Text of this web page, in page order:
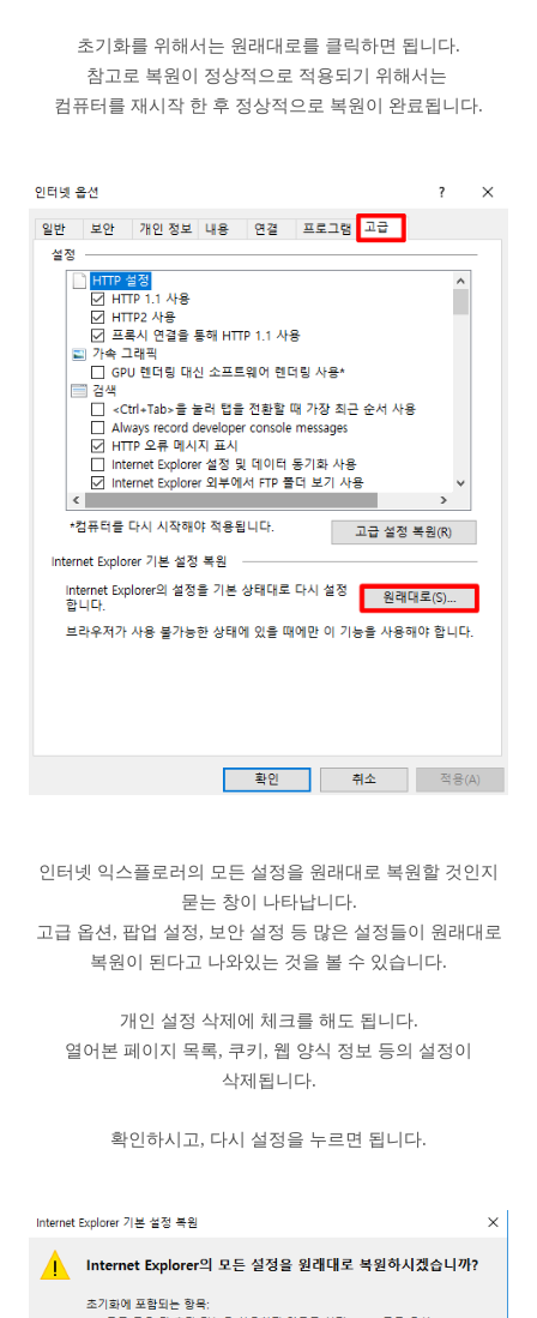
초기화를 위해서는 원래대로를 클릭하면 됩니다.
참고로 복원이 정상적으로 적용되기 위해서는
컴퓨터를 재시작 한 후 정상적으로 복원이 완료됩니다.
인터넷 익스플로러의 모든 설정을 원래대로 복원할 것인지
묻는 창이 나타납니다.
고급 옵션, 팝업 설정, 보안 설정 등 많은 설정들이 원래대로
복원이 된다고 나와있는 것을 볼 수 있습니다.
개인 설정 삭제에 체크를 해도 됩니다.
열어본 페이지 목록, 쿠키, 웹 양식 정보 등의 설정이
삭제됩니다.
확인하시고, 다시 설정을 누르면 됩니다.